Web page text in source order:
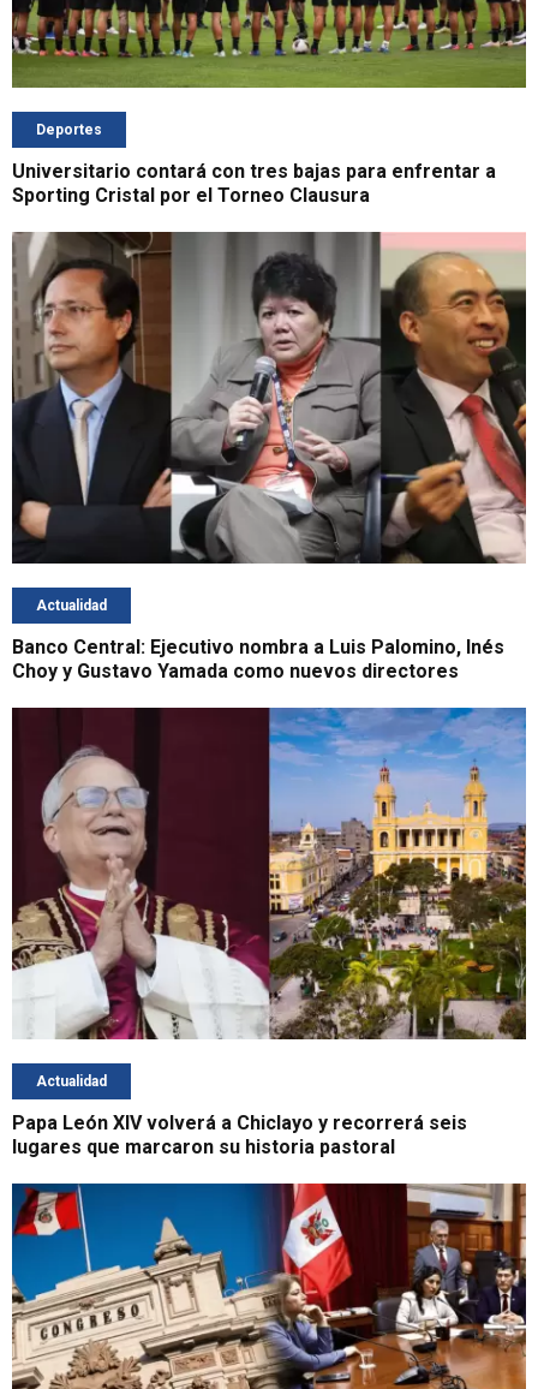
Deportes
Universitario contará con tres bajas para enfrentar a
Sporting Cristal por el Torneo Clausura
Actualidad
Banco Central: Ejecutivo nombra a Luis Palomino, Inés
Choy y Gustavo Yamada como nuevos directores
Actualidad
Papa León XIV volverá a Chiclayo y recorrerá seis
lugares que marcaron su historia pastoral